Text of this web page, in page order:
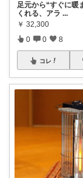
足元から“すぐに暖
くれる、アラ ...
￥ 32,300
0 0 8
コレ